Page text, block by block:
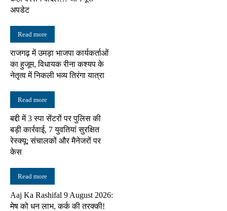
अपडेट
Read more
राजगढ़ में उमड़ा भाजपा कार्यकर्ताओं
का हुजूम, विधायक रीना कश्यप के
नेतृत्व में निकली भव्य तिरंगा यात्रा
Read more
बद्दी में 3 स्पा सेंटरों पर पुलिस की
बड़ी कार्रवाई, 7 युवतियां सुरक्षित
रेस्क्यू; संचालकों और मैनेजरों पर
केस
Read more
Aaj Ka Rashifal 9 August 2026:
मेष को धन लाभ, कर्क की तरक्की!